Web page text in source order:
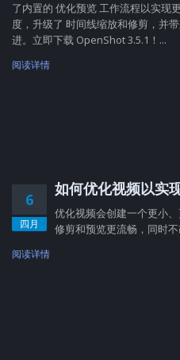
了内置的 优化预览 工作流程以实现
度，升级了 时间线缩放和修剪，并
进。立即下载 OpenShot 3.5.1！...
阅读详情
6
四月
如何优化视频以实
优化视频会创建一个更小
修剪和预览更流畅，同时
阅读详情